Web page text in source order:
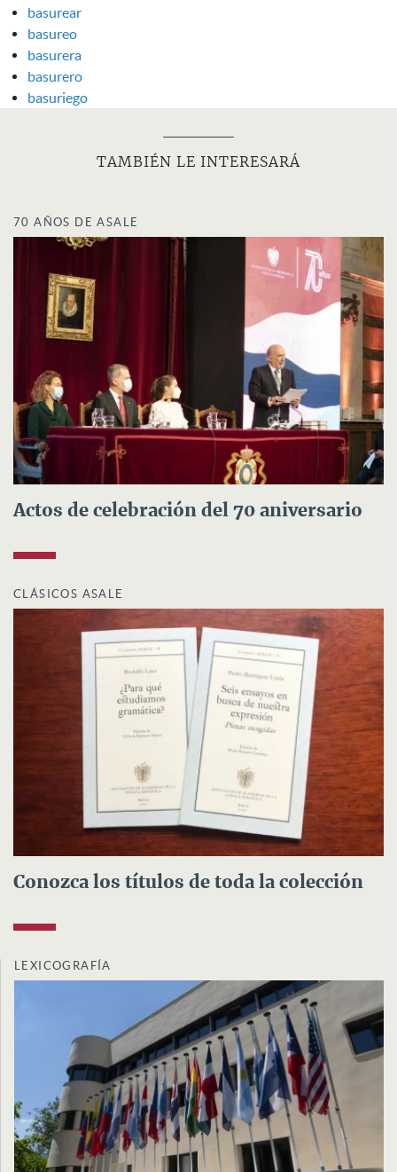
basurear
basureo
basurera
basurero
basuriego
TAMBIÉN LE INTERESARÁ
70 AÑOS DE ASALE
Actos de celebración del 70 aniversario
CLÁSICOS ASALE
Conozca los títulos de toda la colección
LEXICOGRAFÍA